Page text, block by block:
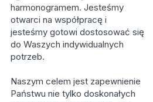
harmonogramem. Jesteśmy
otwarci na współpracę i
jesteśmy gotowi dostosować się
do Waszych indywidualnych
potrzeb.
Naszym celem jest zapewnienie
Państwu nie tylko doskonałych